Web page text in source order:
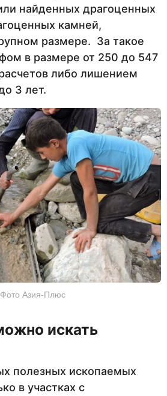
найденных драгоценных
камней,
размере. За такое
в размере от 250 до 547
либо лишением
3 лет.
Фото Азия-Плюс
искать
полезных ископаемых
в участках с